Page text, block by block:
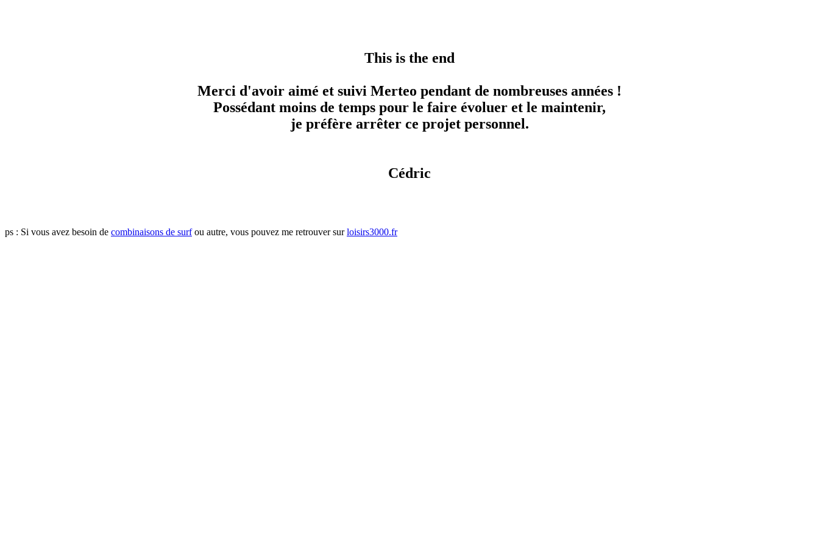
This is the end
Merci d'avoir aimé et suivi Merteo pendant de nombreuses années !
Possédant moins de temps pour le faire évoluer et le maintenir,
je préfère arrêter ce projet personnel.
Cédric
ps : Si vous avez besoin de combinaisons de surfou autre, vous pouvez me retrouver surloisirs3000.fr